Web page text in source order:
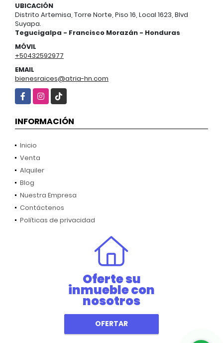
UBICACIÓN
Distrito Artemisa, Torre Norte, Piso 16, Local 1623, Blvd
Suyapa.
Tegucigalpa - Francisco Morazán - Honduras
MÓVIL
+50432592977
EMAIL
bienesraices@atria-hn.com
FacebookInstagram
TikTok
INFORMACIÓN
Inicio
Venta
Alquiler
Blog
Nuestra Empresa
Contáctenos
Políticas de privacidad
Oferte su
inmueble con
nosotros
OFERTAR